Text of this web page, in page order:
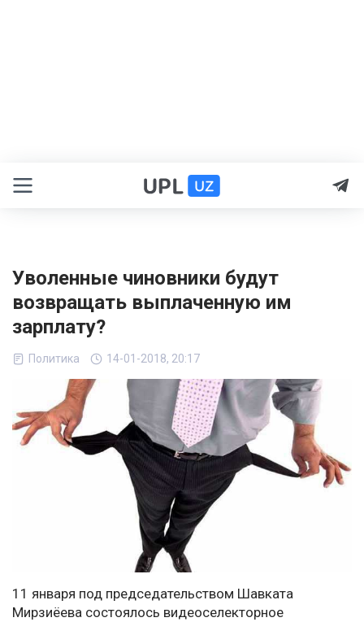
Уволенные чиновники будут
возвращать выплаченную им
зарплату?
Политика 14-01-2018, 20:17
11 января под председательством Шавката
Мирзиёева состоялось видеоселекторное